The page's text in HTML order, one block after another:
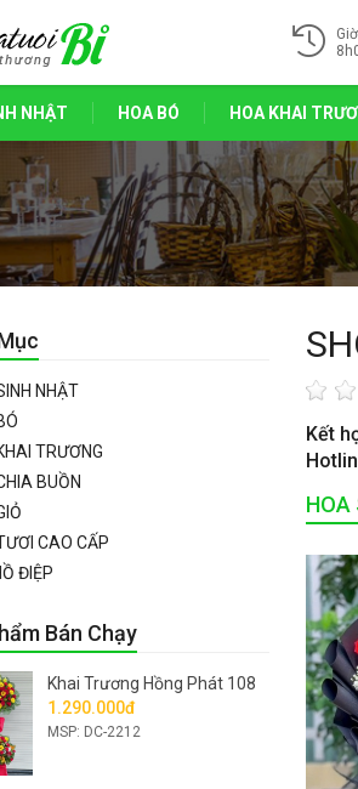
NHẬT HOA BÓ HOA KHAI
Kết
HOA
NHẬT
TRƯƠNG
BUỒN
CAO CẤP
ĐIỆP
Bán Chạy
Khai Trương Hồng Phát 108
1.290.000đ
MSP: DC-2212